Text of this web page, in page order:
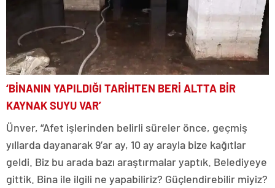
‘BİNANIN YAPILDIĞI TARİHTEN BERİ ALTTA BİR
KAYNAK SUYU VAR’
Ünver, “Afet işlerinden belirli süreler önce, geçmiş
yıllarda dayanarak 9’ar ay, 10 ay arayla bize kağıtlar
geldi. Biz bu arada bazı araştırmalar yaptık. Belediyeye
gittik. Bina ile ilgili ne yapabiliriz? Güçlendirebilir miyiz?